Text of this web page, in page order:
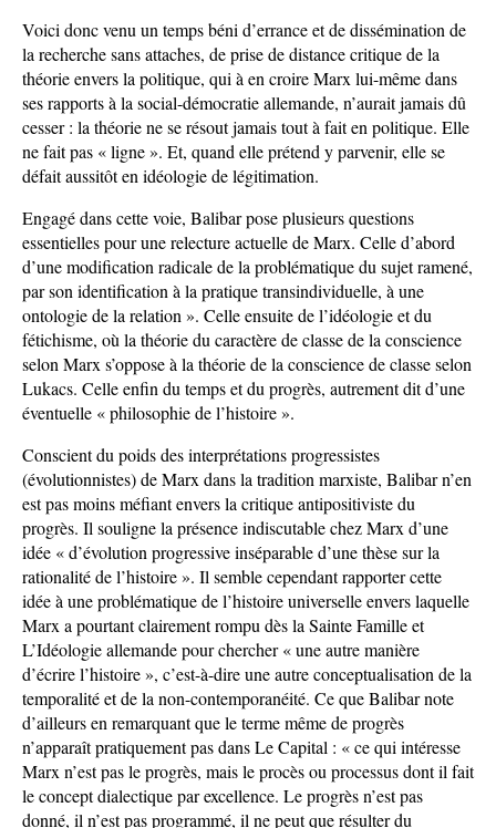
Voici donc venu un temps béni d’errance et de dissémination de
la recherche sans attaches, de prise de distance critique de la
théorie envers la politique, qui à en croire Marx lui-même dans
ses rapports à la social-démocratie allemande, n’aurait jamais dû
cesser : la théorie ne se résout jamais tout à fait en politique. Elle
ne fait pas « ligne ». Et, quand elle prétend y parvenir, elle se
défait aussitôt en idéologie de légitimation.
Engagé dans cette voie, Balibar pose plusieurs questions
essentielles pour une relecture actuelle de Marx. Celle d’abord
d’une modification radicale de la problématique du sujet ramené,
par son identification à la pratique transindividuelle, à une
ontologie de la relation ». Celle ensuite de l’idéologie et du
fétichisme, où la théorie du caractère de classe de la conscience
selon Marx s’oppose à la théorie de la conscience de classe selon
Lukacs. Celle enfin du temps et du progrès, autrement dit d’une
éventuelle « philosophie de l’histoire ».
Conscient du poids des interprétations progressistes
(évolutionnistes) de Marx dans la tradition marxiste, Balibar n’en
est pas moins méfiant envers la critique antipositiviste du
progrès. Il souligne la présence indiscutable chez Marx d’une
idée « d’évolution progressive inséparable d’une thèse sur la
rationalité de l’histoire ». Il semble cependant rapporter cette
idée à une problématique de l’histoire universelle envers laquelle
Marx a pourtant clairement rompu dès la Sainte Famille et
L’Idéologie allemande pour chercher « une autre manière
d’écrire l’histoire », c’est-à-dire une autre conceptualisation de la
temporalité et de la non-contemporanéité. Ce que Balibar note
d’ailleurs en remarquant que le terme même de progrès
n’apparaît pratiquement pas dans Le Capital : « ce qui intéresse
Marx n’est pas le progrès, mais le procès ou processus dont il fait
le concept dialectique par excellence. Le progrès n’est pas
donné, il n’est pas programmé, il ne peut que résulter du